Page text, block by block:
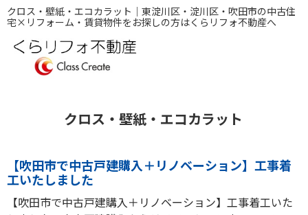
クロス・壁紙・エコカラット｜東淀川区・淀川区・吹田市の中古住
宅×リフォーム・賃貸物件をお探しの方はくらリフォ不動産へ
クロス・壁紙・エコカラット
【吹田市で中古戸建購入＋リノベーション】工事着
工いたしました
【吹田市で中古戸建購入＋リノベーション】工事着工いた